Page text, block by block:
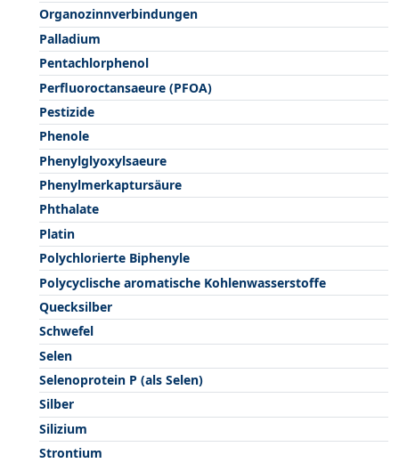
Organozinnverbindungen
Palladium
Pentachlorphenol
Perfluoroctansaeure (PFOA)
Pestizide
Phenole
Phenylglyoxylsaeure
Phenylmerkaptursäure
Phthalate
Platin
Polychlorierte Biphenyle
Polycyclische aromatische Kohlenwasserstoffe
Quecksilber
Schwefel
Selen
Selenoprotein P (als Selen)
Silber
Silizium
Strontium